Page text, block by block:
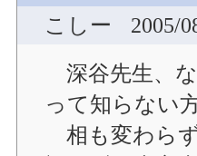
こしー
2005/
深谷先生、
って知らない
相も変わら